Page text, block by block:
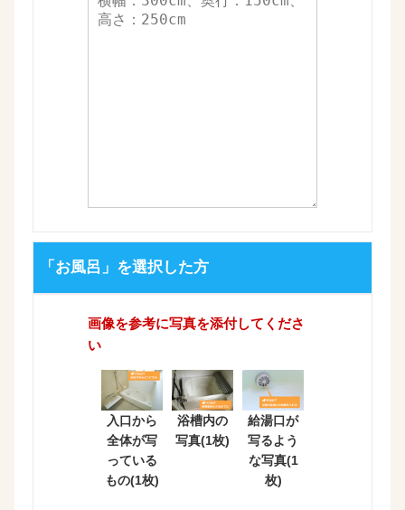
「お風呂」を選択した方
画像を参考に写真を添付してくださ
い
入口から
全体が写
っている
もの(1枚)
浴槽内の
写真(1枚)
給湯口が
写るよう
な写真(1
枚)